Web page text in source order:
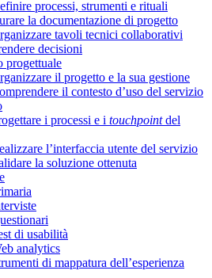
processi, strumenti e rituali
la documentazione di progetto
tavoli tecnici collaborativi
decisioni
progettuale
il progetto e la sua gestione
il contesto d’uso del servizio
i processi e i touchpointdel
l’interfaccia utente del servizio
la soluzione ottenuta
di usabilità
analytics
di mappatura dell’esperienza